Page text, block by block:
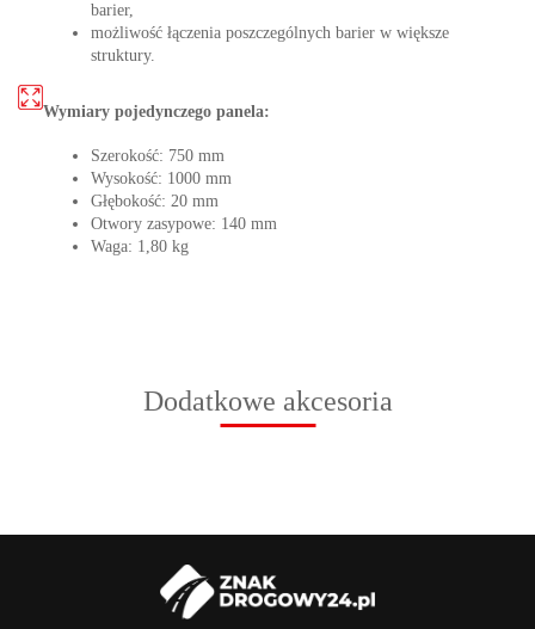
barier,
możliwość łączenia poszczególnych barier w większe
struktury.
Wymiary pojedynczego panela:
Szerokość: 750 mm
Wysokość: 1000 mm
Głębokość: 20 mm
Otwory zasypowe: 140 mm
Waga: 1,80 kg
Dodatkowe akcesoria